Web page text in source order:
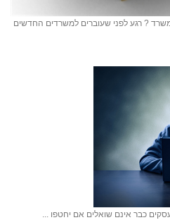
? רגע לפני שעוברים למשרדים החדשים
כבר אינם שואלים אם יחטפו ...